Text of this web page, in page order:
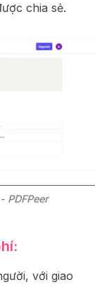
chia sẻ.
PDFPeer
với giao